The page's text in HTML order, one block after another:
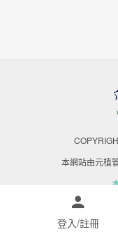
本網站由元植
登入/註冊